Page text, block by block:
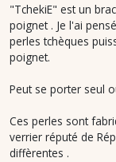
"TchekiE" est un
poignet . Je l'ai
perles tchèques
poignet.
Peut se porter seul
Ces perles sont
verrier réputé de
diffèrentes .